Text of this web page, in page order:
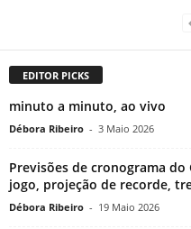
EDITOR PICKS
minuto a minuto, ao vivo
Débora Ribeiro - 3 Maio 2026
Previsões de cronograma do
jogo, projeção de recorde,
Débora Ribeiro - 19 Maio 2026